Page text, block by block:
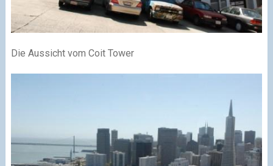
Die Aussicht vom Coit Tower